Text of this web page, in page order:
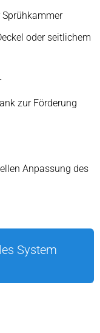
oder seitlichem
zur Förderung
Anpassung des
System